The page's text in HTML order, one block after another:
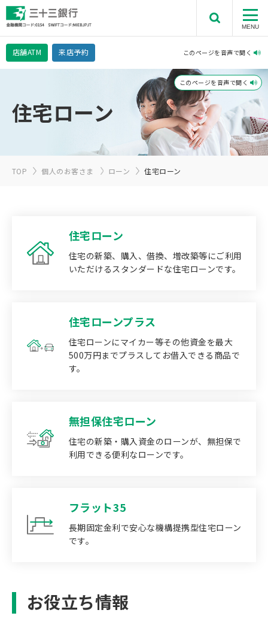
店舗ATM 来店予約 このページを音声で聞く
MENU
住宅ローン
このページを音声で聞く
TOP 個人のお客さま ローン 住宅ローン
住宅ローン
住宅の新築、購入、借換、増改築等にご利用
いただけるスタンダードな住宅ローンです。
住宅ローンプラス
住宅ローンにマイカー等その他資金を最大
500万円までプラスしてお借入できる商品で
す。
無担保住宅ローン
住宅の新築・購入資金のローンが、無担保で
利用できる便利なローンです。
フラット35
長期固定金利で安心な機構提携型住宅ローン
です。
お役立ち情報